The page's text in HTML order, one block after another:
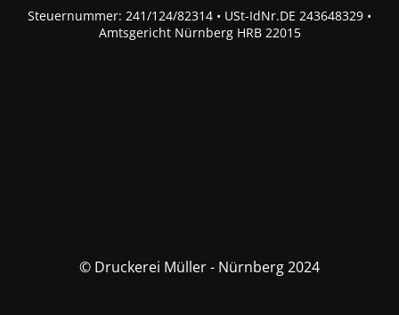
Steuernummer: 241/124/82314 • USt-IdNr.DE 243648329 •
Amtsgericht Nürnberg HRB 22015
© Druckerei Müller - Nürnberg 2024